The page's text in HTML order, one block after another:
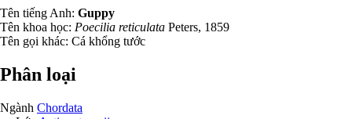
Tên tiếng Anh: Guppy
Tên khoa học: Poecilia reticulata Peters, 1859
Tên gọi khác: Cá khổng tước
Phân loại
Ngành Chordata